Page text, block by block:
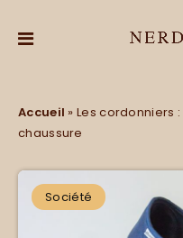
Accueil »Les cordonniers
chaussure
Société